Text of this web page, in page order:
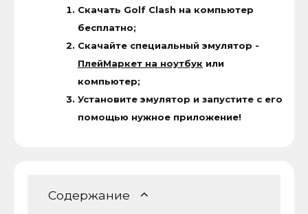
Скачать Golf Clash на компьютер
бесплатно;
Скачайте специальный эмулятор -
ПлейМаркет на ноутбукили
компьютер;
Установите эмулятор и запустите с его
помощью нужное приложение!
Содержание